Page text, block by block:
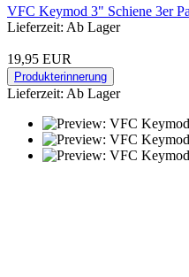
VFC Keymod 3" Schiene 3er
Lieferzeit: Ab Lager
19,95 EUR
Produkterinnerung
Lieferzeit: Ab Lager